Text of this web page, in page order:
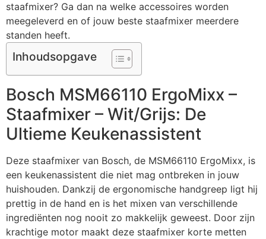
staafmixer? Ga dan na welke accessoires worden
meegeleverd en of jouw beste staafmixer meerdere
standen heeft.
Inhoudsopgave
Bosch MSM66110 ErgoMixx –
Staafmixer – Wit/Grijs: De
Ultieme Keukenassistent
Deze staafmixer van Bosch, de MSM66110 ErgoMixx, is
een keukenassistent die niet mag ontbreken in jouw
huishouden. Dankzij de ergonomische handgreep ligt hij
prettig in de hand en is het mixen van verschillende
ingrediënten nog nooit zo makkelijk geweest. Door zijn
krachtige motor maakt deze staafmixer korte metten